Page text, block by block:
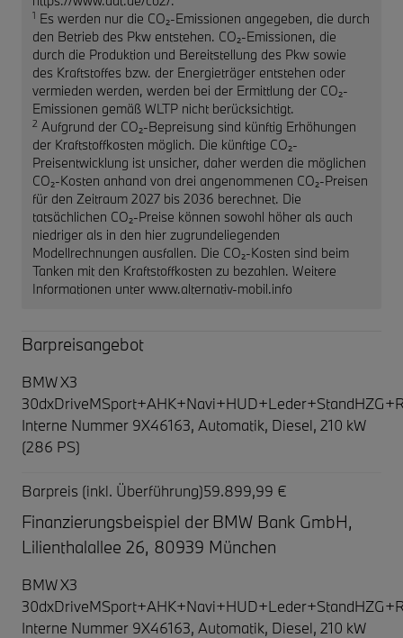
1 Es werden nur die CO₂-Emissionen angegeben, die durch
den Betrieb des Pkw entstehen. CO₂-Emissionen, die
durch die Produktion und Bereitstellung des Pkw sowie
des Kraftstoffes bzw. der Energieträger entstehen oder
vermieden werden, werden bei der Ermittlung der CO₂-
Emissionen gemäß WLTP nicht berücksichtigt.
2 Aufgrund der CO₂-Bepreisung sind künftig Erhöhungen
der Kraftstoffkosten möglich. Die künftige CO₂-
Preisentwicklung ist unsicher, daher werden die möglichen
CO₂-Kosten anhand von drei angenommenen CO₂-Preisen
für den Zeitraum 2027 bis 2036 berechnet. Die
tatsächlichen CO₂-Preise können sowohl höher als auch
niedriger als in den hier zugrundeliegenden
Modellrechnungen ausfallen. Die CO₂-Kosten sind beim
Tanken mit den Kraftstoffkosten zu bezahlen. Weitere
Informationen unter www.alternativ-mobil.info
Barpreisangebot
BMW X3
Interne Nummer 9X46163, Automatik, Diesel, 210 kW
(286 PS)
Barpreis (inkl. Überführung)59.899,99 €
Finanzierungsbeispiel der BMW Bank GmbH,
Lilienthalallee 26, 80939 München
BMW X3
Interne Nummer 9X46163, Automatik, Diesel, 210 kW